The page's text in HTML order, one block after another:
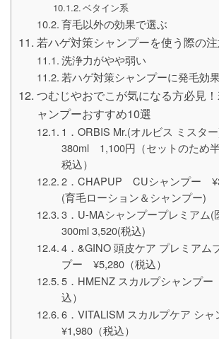
ベタイン系
育毛以外の効果で選ぶ
若ハゲ対策シャンプーを使う際の
洗浄力がやや弱い
若ハゲ対策シャンプーに発毛効
つむじやおでこが気になる方必見
ャンプーおすすめ10選
1．ORBIS Mr.(オルビス ミスタ
380ml 1,100円（セットのため
税込）
2．CHAPUP CUシャンプー
(育毛ローション＆シャンプー)
3．U-MAシャンプープレミアム(
300ml 3,520(税込)
4．&GINO 頭皮ケア プレミアム
プー ¥5,280（税込）
5．HMENZ スカルプシャンプ
込）
6．VITALISM スカルプケア シ
¥1,980（税込）